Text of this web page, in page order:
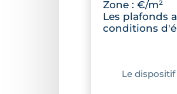
Zone : €/m²
Les plafonds
conditions
Le